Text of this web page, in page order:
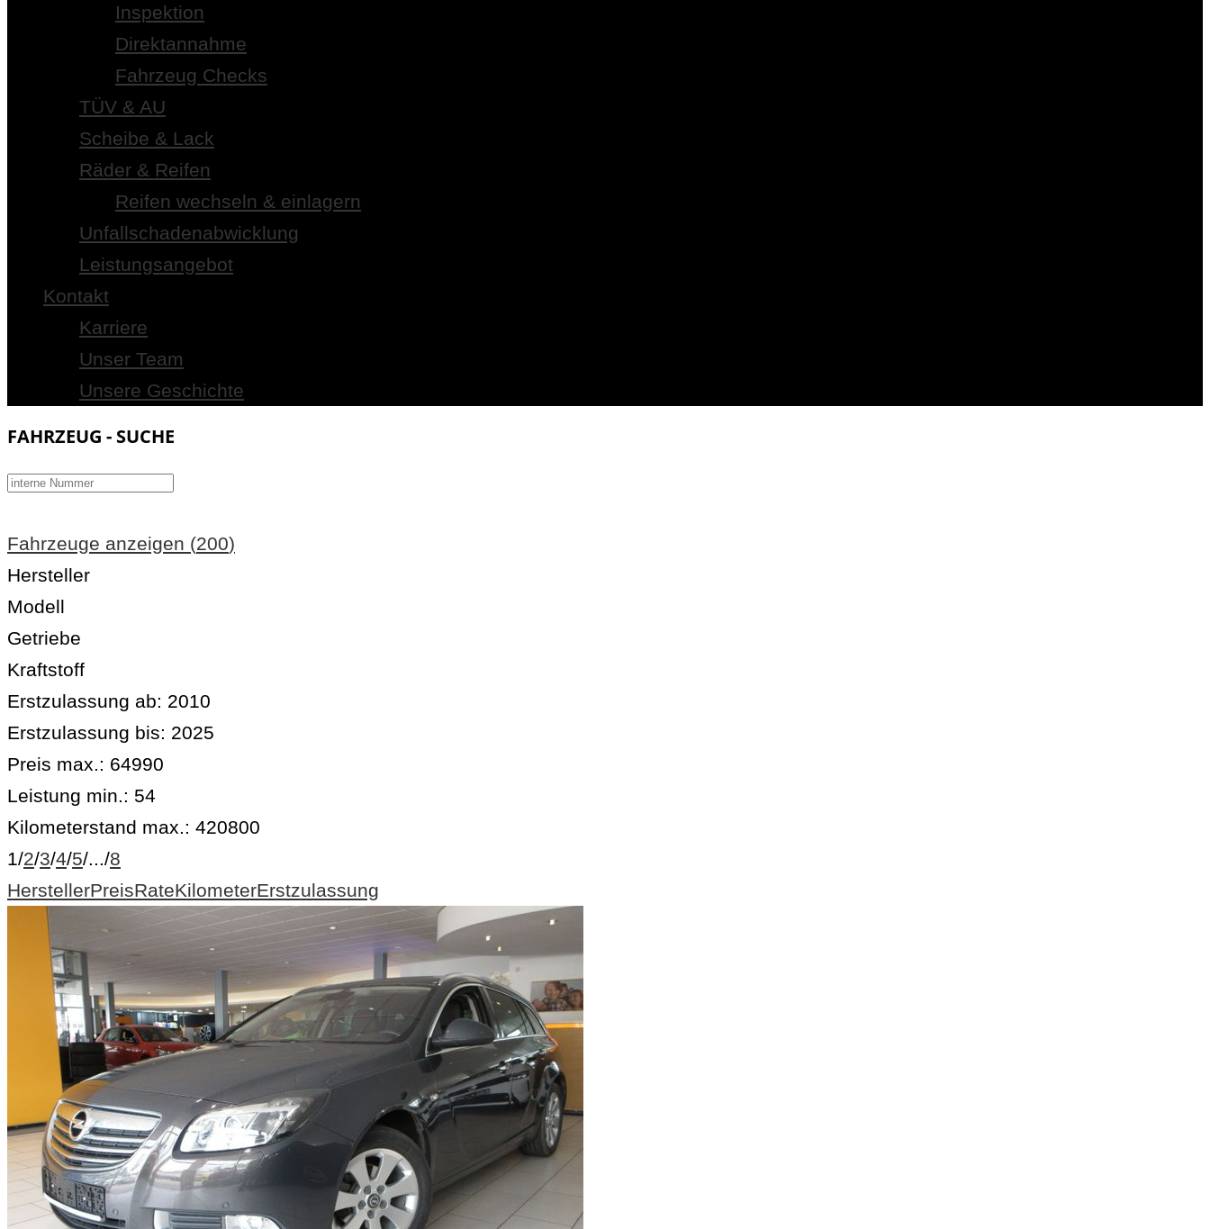
Inspektion
Direktannahme
Fahrzeug Checks
TÜV & AU
Scheibe & Lack
Räder & Reifen
Reifen wechseln & einlagern
Unfallschadenabwicklung
Leistungsangebot
Kontakt
Karriere
Unser Team
Unsere Geschichte
FAHRZEUG - SUCHE
Fahrzeuge anzeigen (200)
Hersteller
Modell
Getriebe
Kraftstoff
Erstzulassung ab: 2010
Erstzulassung bis: 2025
Preis max.: 64990
Leistung min.: 54
Kilometerstand max.: 420800
1/2/3/4/5/.../8
HerstellerPreisRateKilometerErstzulassung